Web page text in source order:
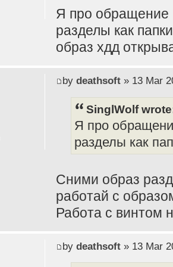
Я про обращение
разделы как
образ хдд
by deathsoft» 13 Mar
SinglWolf
Я про
разделы как
Сними образ
работай с
Работа с винтом
by deathsoft» 13 Mar